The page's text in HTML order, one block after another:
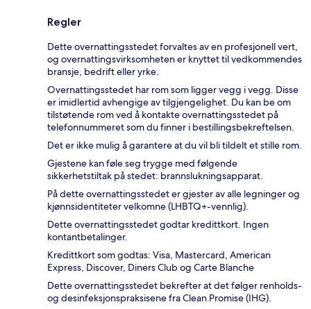
Regler
Dette overnattingsstedet forvaltes av en profesjonell vert,
og overnattingsvirksomheten er knyttet til vedkommendes
bransje, bedrift eller yrke.
Overnattingsstedet har rom som ligger vegg i vegg. Disse
er imidlertid avhengige av tilgjengelighet. Du kan be om
tilstøtende rom ved å kontakte overnattingsstedet på
telefonnummeret som du finner i bestillingsbekreftelsen.
Det er ikke mulig å garantere at du vil bli tildelt et stille rom.
Gjestene kan føle seg trygge med følgende
sikkerhetstiltak på stedet: brannslukningsapparat.
På dette overnattingsstedet er gjester av alle legninger og
kjønnsidentiteter velkomne (LHBTQ+-vennlig).
Dette overnattingsstedet godtar kredittkort. Ingen
kontantbetalinger.
Kredittkort som godtas: Visa, Mastercard, American
Express, Discover, Diners Club og Carte Blanche
Dette overnattingsstedet bekrefter at det følger renholds-
og desinfeksjonspraksisene fra Clean Promise (IHG).